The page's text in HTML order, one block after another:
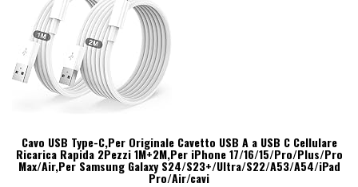
Cavo USB Type-C,Per Originale Cavetto USB A a USB C Cellulare
Ricarica Rapida 2Pezzi 1M+2M,Per iPhone 17/16/15/Pro/Plus/Pro
Max/Air,Per Samsung Galaxy S24/S23+/Ultra/S22/A53/A54/iPad
Pro/Air/cavi